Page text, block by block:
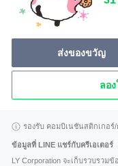
ส่งของขวัญ
ลอ
รองรับ คอมบิเนชันสติกเกอร์
ข้อมูลที่ LINE แชร์กับครีเอเตอร์
LY Corporation จะเก็บรวบรวม